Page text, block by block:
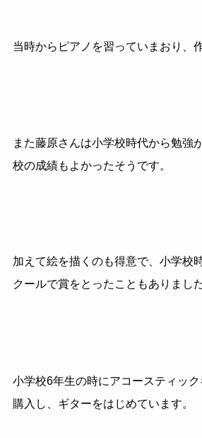
当時からピアノを習っていまおり、
また藤原さんは小学校時代から勉強
校の成績もよかったそうです。
加えて絵を描くのも得意で、小学校
クールで賞をとったこともありました
小学校6年生の時にアコースティッ
購入し、ギターをはじめています。